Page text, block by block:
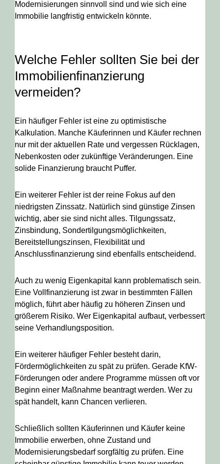
Modernisierungen sinnvoll sind und wie sich eine
Immobilie langfristig entwickeln könnte.
Welche Fehler sollten Sie bei der
Immobilienfinanzierung
vermeiden?
Ein häufiger Fehler ist eine zu optimistische
Kalkulation. Manche Käuferinnen und Käufer rechnen
nur mit der aktuellen Rate und vergessen Rücklagen,
Nebenkosten oder zukünftige Veränderungen. Eine
solide Finanzierung braucht Puffer.
Ein weiterer Fehler ist der reine Fokus auf den
niedrigsten Zinssatz. Natürlich sind günstige Zinsen
wichtig, aber sie sind nicht alles. Tilgungssatz,
Zinsbindung, Sondertilgungsmöglichkeiten,
Bereitstellungszinsen, Flexibilität und
Anschlussfinanzierung sind ebenfalls entscheidend.
Auch zu wenig Eigenkapital kann problematisch sein.
Eine Vollfinanzierung ist zwar in bestimmten Fällen
möglich, führt aber häufig zu höheren Zinsen und
größerem Risiko. Wer Eigenkapital aufbaut, verbessert
seine Verhandlungsposition.
Ein weiterer häufiger Fehler besteht darin,
Fördermöglichkeiten zu spät zu prüfen. Gerade KfW-
Förderungen oder andere Programme müssen oft vor
Beginn einer Maßnahme beantragt werden. Wer zu
spät handelt, kann Chancen verlieren.
Schließlich sollten Käuferinnen und Käufer keine
Immobilie erwerben, ohne Zustand und
Modernisierungsbedarf sorgfältig zu prüfen. Eine